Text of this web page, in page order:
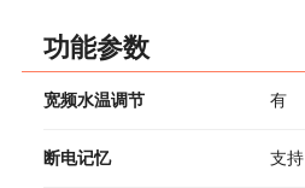
功能参数
宽频水温调节 有
断电记忆 支持